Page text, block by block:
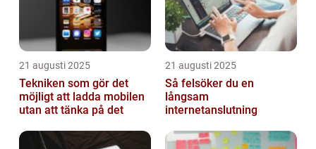
21 augusti 2025
Tekniken som gör det
möjligt att ladda mobilen
utan att tänka på det
21 augusti 2025
Så felsöker du en
långsam
internetanslutning